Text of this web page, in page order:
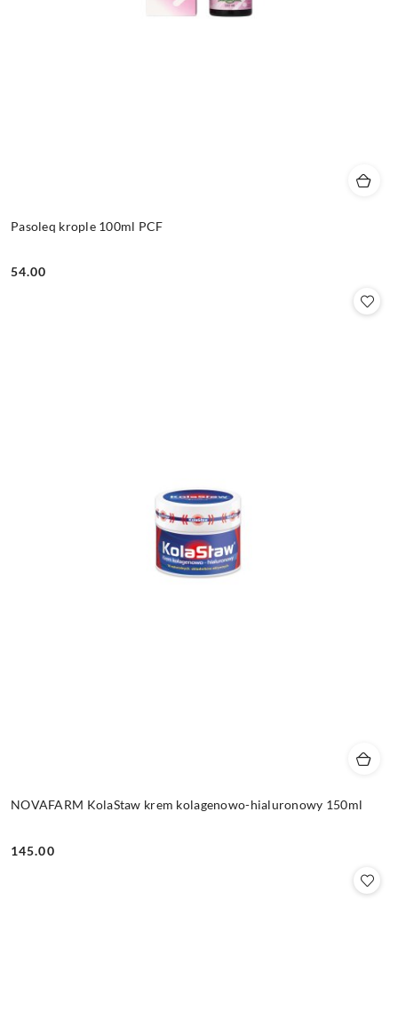
Pasoleq krople 100ml PCF
Cena:
54.00
NOVAFARM KolaStaw krem kolagenowo-hialuronowy 150ml
Cena:
145.00